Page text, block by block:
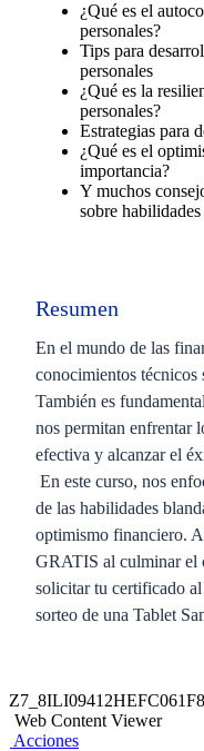
¿Qué es el
personales?
Tips para
personales
¿Qué es la
personales?
Estrategias para
¿Qué es el
importancia?
Y muchos
sobre
Resumen
En el mundo de las
conocimientos técnicos
También es
nos permitan enfrentar
efectiva y alcanzar el
En este curso, nos
de las habilidades
optimismo financiero.
GRATIS al culminar el
solicitar tu certificado
sorteo de una Tablet
Web Content Viewer
Acciones